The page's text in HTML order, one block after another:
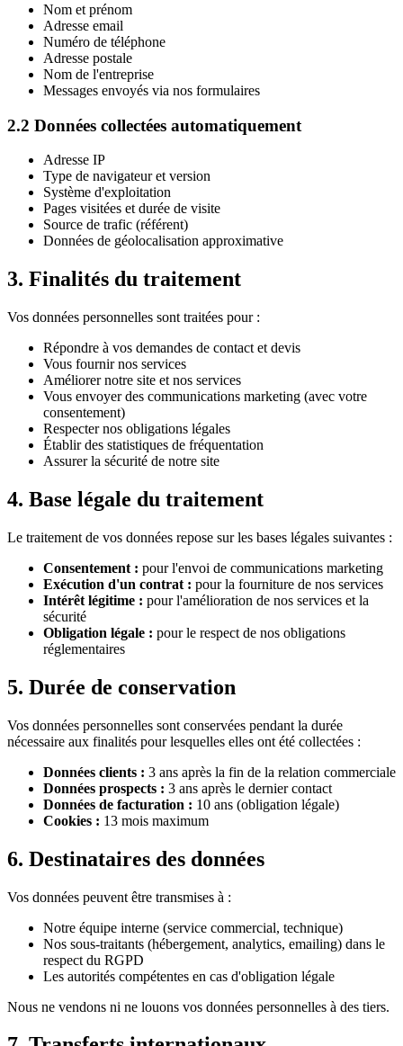
Nom et prénom
Adresse email
Numéro de téléphone
Adresse postale
Nom de l'entreprise
Messages envoyés via nos formulaires
2.2 Données collectées automatiquement
Adresse IP
Type de navigateur et version
Système d'exploitation
Pages visitées et durée de visite
Source de trafic (référent)
Données de géolocalisation approximative
3. Finalités du traitement
Vos données personnelles sont traitées pour :
Répondre à vos demandes de contact et devis
Vous fournir nos services
Améliorer notre site et nos services
Vous envoyer des communications marketing (avec votre
consentement)
Respecter nos obligations légales
Établir des statistiques de fréquentation
Assurer la sécurité de notre site
4. Base légale du traitement
Le traitement de vos données repose sur les bases légales suivantes :
Consentement : pour l'envoi de communications marketing
Exécution d'un contrat : pour la fourniture de nos services
Intérêt légitime : pour l'amélioration de nos services et la
sécurité
Obligation légale : pour le respect de nos obligations
réglementaires
5. Durée de conservation
Vos données personnelles sont conservées pendant la durée
nécessaire aux finalités pour lesquelles elles ont été collectées :
Données clients : 3 ans après la fin de la relation commerciale
Données prospects : 3 ans après le dernier contact
Données de facturation : 10 ans (obligation légale)
Cookies : 13 mois maximum
6. Destinataires des données
Vos données peuvent être transmises à :
Notre équipe interne (service commercial, technique)
Nos sous-traitants (hébergement, analytics, emailing) dans le
respect du RGPD
Les autorités compétentes en cas d'obligation légale
Nous ne vendons ni ne louons vos données personnelles à des tiers.